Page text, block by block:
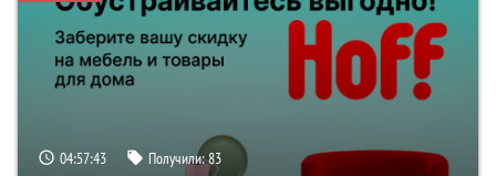
04:57:42 Получили:83